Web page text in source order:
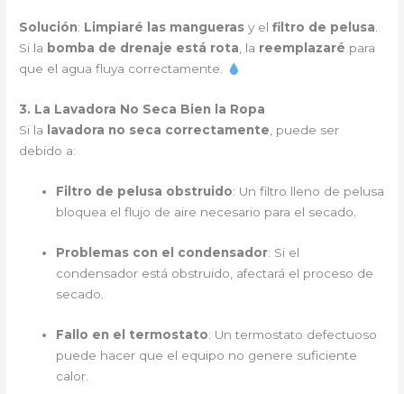
Solución: Limpiaré las mangueras y elfiltro de pelusa.
Si la bomba de drenaje está rota, la reemplazaré para
que el agua fluya correctamente.
3. La Lavadora No Seca Bien la Ropa
Si la
lavadora no seca correctamente , puede ser
debido a:
Filtro de pelusa obstruido: Un filtro lleno de pelusa
bloquea el flujo de aire necesario para el secado.
Problemas con el condensador: Si el
condensador está obstruido, afectará el proceso de
secado.
Fallo en el termostato: Un termostato defectuoso
puede hacer que el equipo no genere suficiente
calor.